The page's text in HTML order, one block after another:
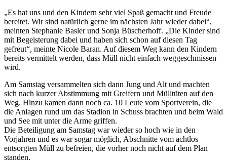
„Es hat uns und den Kindern sehr viel Spaß gemacht und Freude
bereitet. Wir sind natürlich gerne im nächsten Jahr wieder dabei“,
meinten Stephanie Basler und Sonja Büscherhoff. „Die Kinder sind
mit Begeisterung dabei und haben sich schon auf diesen Tag
gefreut“, meinte Nicole Baran. Auf diesem Weg kann den Kindern
bereits vermittelt werden, dass Müll nicht einfach weggeschmissen
wird.
Am Samstag versammelten sich dann Jung und Alt und machten
sich nach kurzer Abstimmung mit Greifern und Mülltüten auf den
Weg. Hinzu kamen dann noch ca. 10 Leute vom Sportverein, die
die Anlagen rund um das Stadion in Schuss brachten und beim Wald
und See mit unter die Arme griffen.
Die Beteiligung am Samstag war wieder so hoch wie in den
Vorjahren und es war sogar möglich, Abschnitte vom achtlos
entsorgten Müll zu befreien, die vorher noch nicht auf dem Plan
standen.